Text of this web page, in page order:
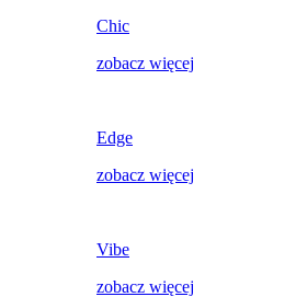
Chic
zobacz więcej
Edge
zobacz więcej
Vibe
zobacz więcej